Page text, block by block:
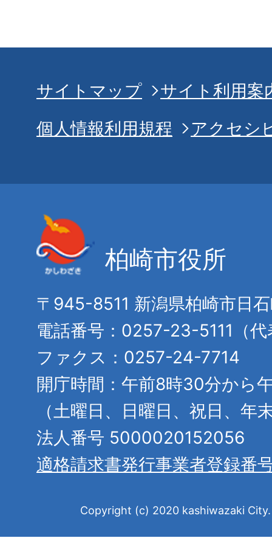
サイトマップ
サイト利用案
個人情報利用規程
アクセシ
柏崎市役所
〒945-8511 新潟県柏崎市日
電話番号：0257-23-5111（代
ファクス：0257-24-7714
開庁時間：午前8時30分から
（土曜日、日曜日、祝日、年
法人番号 5000020152056
適格請求書発行事業者登録番
Copyright (c) 2020 kashiwazaki